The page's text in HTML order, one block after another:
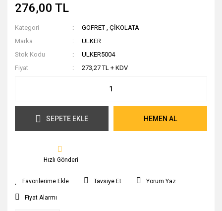
276,00 TL
Kategori GOFRET ,ÇİKOLATA
Marka
ÜLKER
Stok Kodu
ULKER5004
Fiyat
273,27 TL + KDV
SEPETE EKLE HEMEN AL
Hızlı Gönderi
Tavsiye Et Yorum Yaz
Fiyat Alarmı